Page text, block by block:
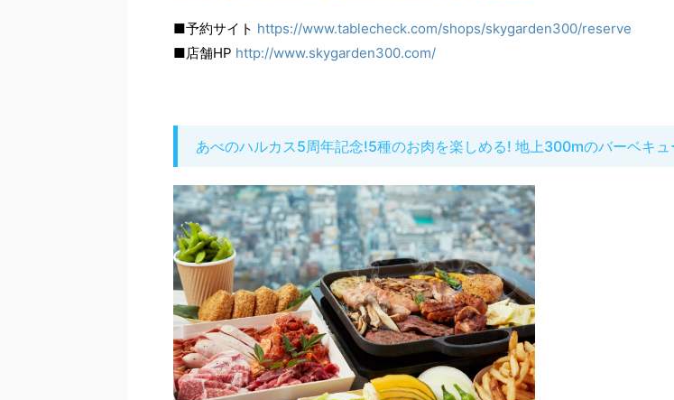
■予約サイト https://www.tablecheck.com/shops/skygarden300/reserve
■店舗HP http://www.skygarden300.com/
あべのハルカス5周年記念!5種のお肉を楽しめる! 地上300mのバーベキュ